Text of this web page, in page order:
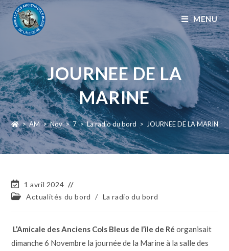
MENU
JOURNEE DE LA
MARINE
> AM > Nov > 7 > La radio du bord > JOURNEE DE LA MARINE
1 avril 2024
Actualités du bord
/ La radio du bord
L’Amicale desAnciens Cols Bleus de l’ile de Réorganisait
dimanche 6 Novembre la journée de la Marine à la salle des